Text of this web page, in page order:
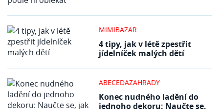
MIMIBAZAR
4 tipy, jak v létě zpestřit
jídelníček malých dětí
ABECEDAZAHRADY
Konec nudného ladění do
jednoho dekoru: Naučte se,